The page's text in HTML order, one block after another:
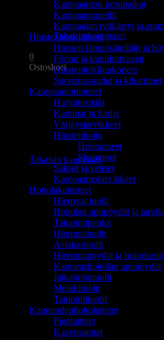
Ostoskori on tyhjä.
Takaisin kauppaan
0
Ostoskori
Ostoskori on tyhjä.
Takaisin kauppaan
Kampaamon pesupaikat
Kampaamopeilit
Kampaajan työkärryt ja
Hiustenhoitolaitteet
Hiusten lämpösäteilijät ja
Föönit ja kupukuivaajat
Hiustenleikkuukoneet
Suoristusraudat ja kihartimet
Kampaamotuotteet
Harjoituspäät
Kammat ja harjat
Värjäystarvikkeet
Hiustenhoito
Hoitoaineet
Shampoot
Sakset ja veitset
Kampaamotarvikkeet
Hoitolakalusteet
Hierovat tuolit
Hoitolan apupöydät ja
Tatuointipenkit
Hierontatuolit
Asiakastuolit
Hierontapöydät ja hoitotuolit
Kauneushoitolan
Jalkahoitotuolit
Meikkituolit
Tatuointituolit
Kauneudenhoitolaitteet
Pienlaitteet
Kasvosaunat